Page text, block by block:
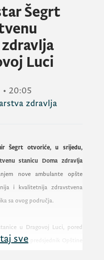
Šegrt
Luci
• 20:05
zdravlja
Šegrt
otvoriće, u srijedu,
stanicu Doma zdravlja
nove ambulante opšte
i kvalitetnija zdravstvena
sa ovog područja.
u Dragovoj Luci, pored
i predsjednik Opštine
sve